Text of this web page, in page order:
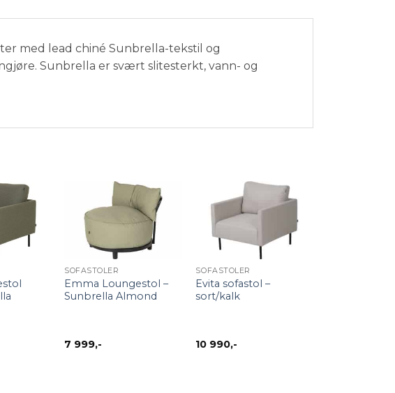
med lead chiné Sunbrella-tekstil og
Sunbrella er svært slitesterkt, vann- og
SOFASTOLER
Emma Loungestol –
Sunbrella Almond
7 999,-
SOFASTOLER
Evita sofastol –
sort/kalk
10 990,-